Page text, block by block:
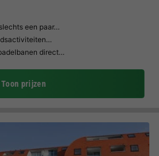
een paar…
direct…
Toon prijzen